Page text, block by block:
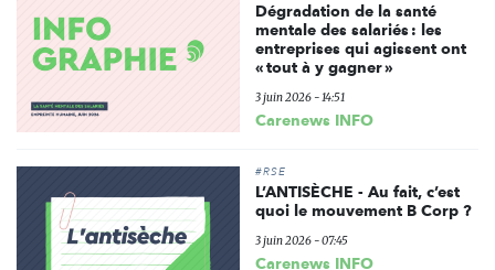
Dégradation de la santé
mentale des salariés : les
entreprises qui agissent ont
« tout à y gagner »
3 juin 2026 - 14:51
Carenews INFO
#RSE
L’ANTISÈCHE - Au fait, c’est
quoi le mouvement B Corp ?
3 juin 2026 - 07:45
Carenews INFO